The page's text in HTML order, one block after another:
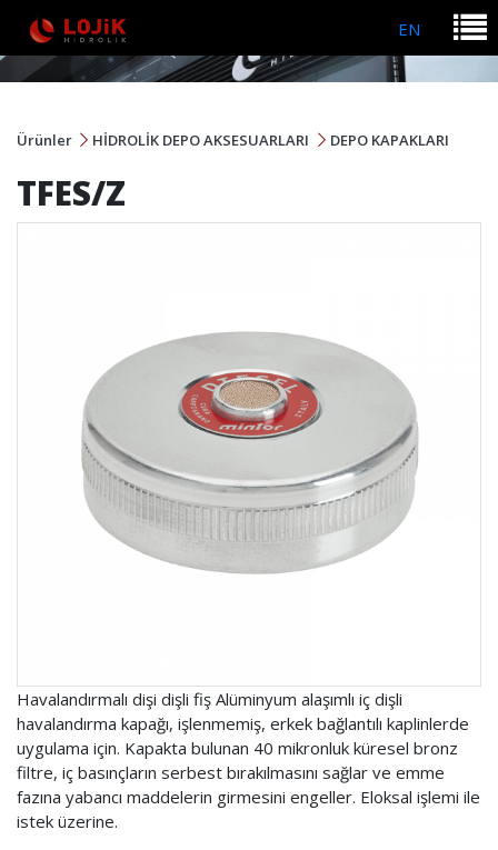
EN
Ürünler HİDROLİK DEPO AKSESUARLARI DEPO KAPAKLARI
TFES/Z
Havalandırmalı dişi dişli fiş Alüminyum alaşımlı iç dişli
havalandırma kapağı, işlenmemiş, erkek bağlantılı kaplinlerde
uygulama için. Kapakta bulunan 40 mikronluk küresel bronz
filtre, iç basınçların serbest bırakılmasını sağlar ve emme
fazına yabancı maddelerin girmesini engeller. Eloksal işlemi ile
istek üzerine.